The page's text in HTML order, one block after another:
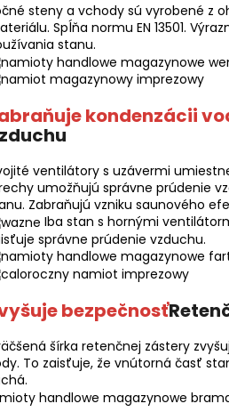
steny a vchody sú vyrobené z
Spĺňa normu EN 13501.
stanu.
kondenzácii
ventilátory s uzávermi
umožňujú správne prúdenie
Zabraňujú vzniku saunového
Iba stan s hornými
správne prúdenie vzduchu.
bezpečnosť
šírka retenčnej zástery
To zaisťuje, že vnútorná časť